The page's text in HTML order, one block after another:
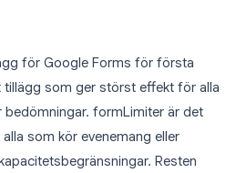
för Google Forms för första
tillägg som ger störst effekt för alla
formLimiter är det
som kör evenemang eller
Resten